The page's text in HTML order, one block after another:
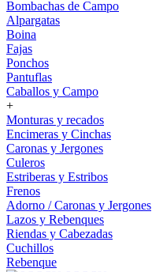
Bombachas de Campo
Alpargatas
Boina
Fajas
Ponchos
Pantuflas
Caballos y Campo
+
Monturas y recados
Encimeras y Cinchas
Caronas y Jergones
Culeros
Estriberas y Estribos
Frenos
Adorno / Caronas y Jergones
Lazos y Rebenques
Riendas y Cabezadas
Cuchillos
Rebenque